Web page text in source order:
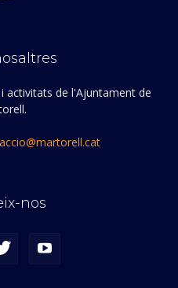
activitats de l'Ajuntament de
nos